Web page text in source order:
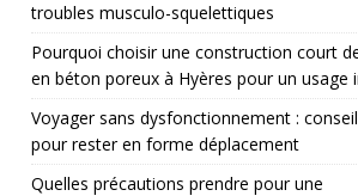
troubles musculo-squelettiques
Pourquoi choisir une construction court
en béton poreux à Hyères pour un usage
Voyager sans dysfonctionnement :
pour rester en forme déplacement
Quelles précautions prendre pour une